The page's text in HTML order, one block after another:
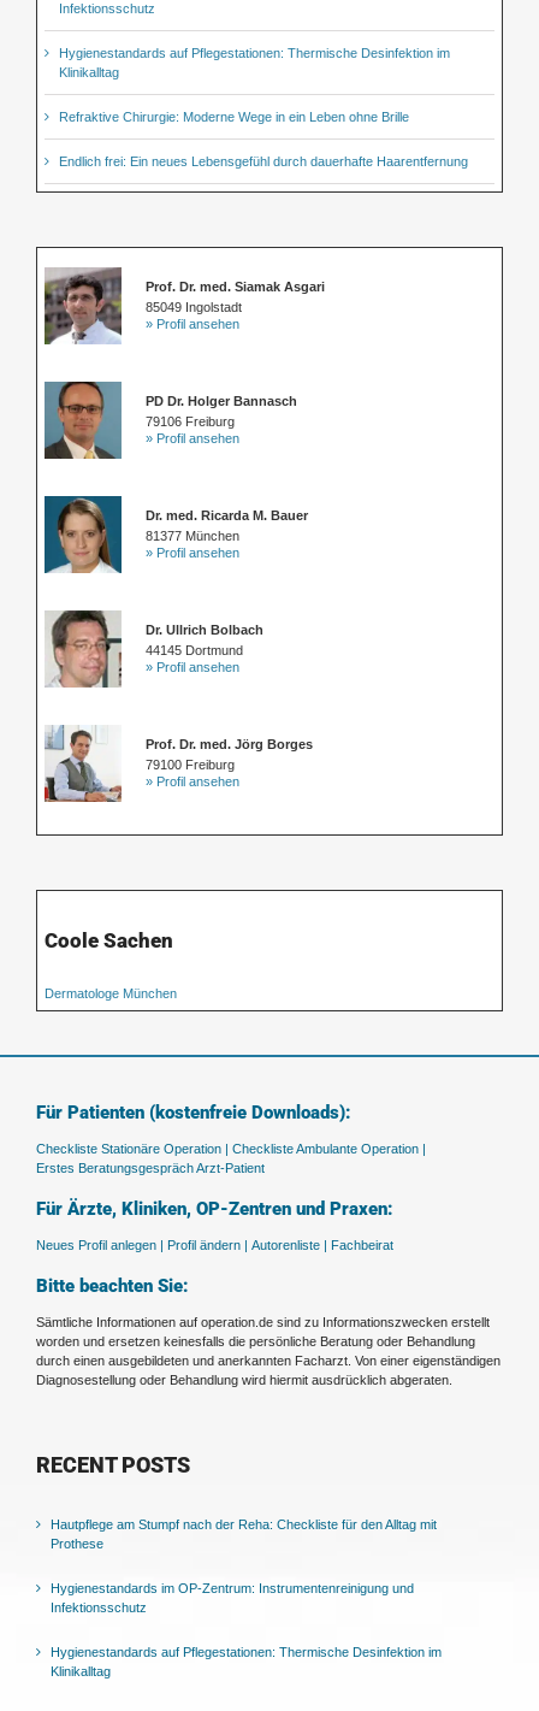
Infektionsschutz
Hygienestandards auf Pflegestationen: Thermische Desinfektion im
Klinikalltag
Refraktive Chirurgie: Moderne Wege in ein Leben ohne Brille
Endlich frei: Ein neues Lebensgefühl durch dauerhafte Haarentfernung
Prof. Dr. med. Siamak Asgari
85049 Ingolstadt
» Profil ansehen
PD Dr. Holger Bannasch
79106 Freiburg
» Profil ansehen
Dr. med. Ricarda M. Bauer
81377 München
» Profil ansehen
Dr. Ullrich Bolbach
44145 Dortmund
» Profil ansehen
Prof. Dr. med. Jörg Borges
79100 Freiburg
» Profil ansehen
Coole Sachen
Dermatologe München
Für Patienten (kostenfreie Downloads):
Checkliste Stationäre Operation | Checkliste Ambulante Operation |
Erstes Beratungsgespräch Arzt-Patient
Für Ärzte, Kliniken, OP-Zentren und Praxen:
Neues Profil anlegen | Profil ändern | Autorenliste | Fachbeirat
Bitte beachten Sie:
Sämtliche Informationen auf operation.de sind zu Informationszwecken erstellt
worden und ersetzen keinesfalls die persönliche Beratung oder Behandlung
durch einen ausgebildeten und anerkannten Facharzt. Von einer eigenständigen
Diagnosestellung oder Behandlung wird hiermit ausdrücklich abgeraten.
RECENT POSTS
Hautpflege am Stumpf nach der Reha: Checkliste für den Alltag mit
Prothese
Hygienestandards im OP-Zentrum: Instrumentenreinigung und
Infektionsschutz
Hygienestandards auf Pflegestationen: Thermische Desinfektion im
Klinikalltag